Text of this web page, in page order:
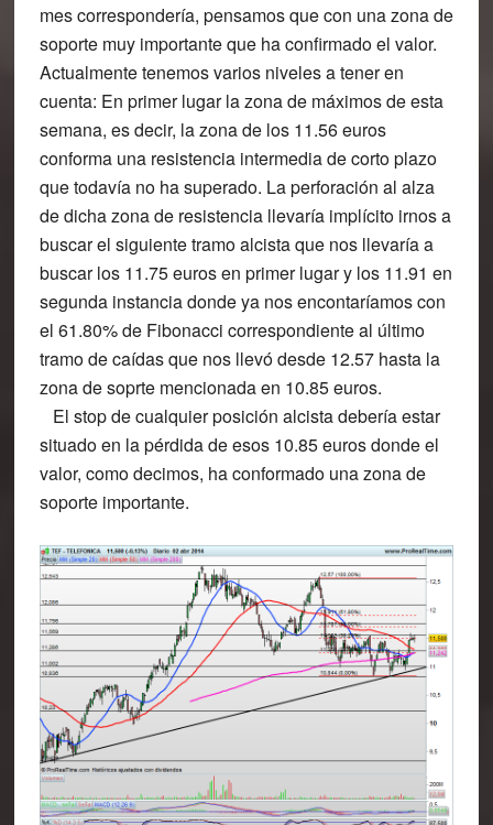
mes correspondería, pensamos que con una zona de
soporte muy importante que ha confirmado el valor.
Actualmente tenemos varios niveles a tener en
cuenta: En primer lugar la zona de máximos de esta
semana, es decir, la zona de los 11.56 euros
conforma una resistencia intermedia de corto plazo
que todavía no ha superado. La perforación al alza
de dicha zona de resistencia llevaría implícito irnos a
buscar el siguiente tramo alcista que nos llevaría a
buscar los 11.75 euros en primer lugar y los 11.91 en
segunda instancia donde ya nos encontaríamos con
el 61.80% de Fibonacci correspondiente al último
tramo de caídas que nos llevó desde 12.57 hasta la
zona de soprte mencionada en 10.85 euros.
El stop de cualquier posición alcista debería estar
situado en la pérdida de esos 10.85 euros donde el
valor, como decimos, ha conformado una zona de
soporte importante.